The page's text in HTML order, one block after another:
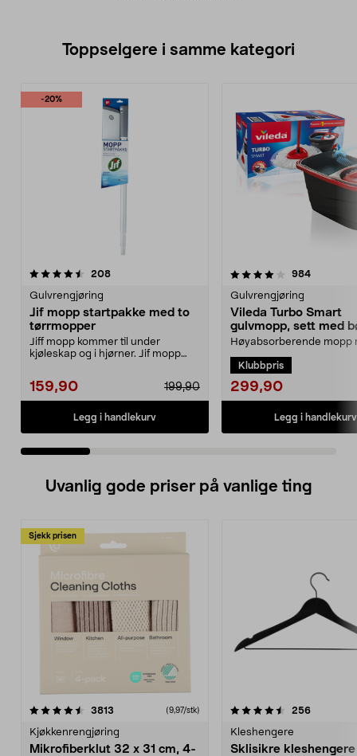
Toppselgere i samme kategori
-20%
208anmeldelser
Gulvrengjøring
Jif mopp startpakke med to
tørrmopper
Jiff mopp kommer til under
kjøleskap og i hjørner. Jif mopp
159,90 199,90
Legg i handlekurv
4.0 av 5 stjerner 984
Gulvrengjøring
Vileda Turbo Smart
gulvmopp, sett med
utvrider
Høyabsorberende mopp
Smart mopp med bøtte ...
Klubbpris
299,90
Legg i handlekurv
4.5 av 5 stjerner
Uvanlig gode priser på vanlige ting
Sjekk prisen
3813 anmeldelser(9,97/stk)
Kjøkkenrengjøring
Mikrofiberklut 32 x 31 cm, 4-
4.5av 5 stjerner 256
Kleshengere
Sklisikre
4.5av 5 stjerner